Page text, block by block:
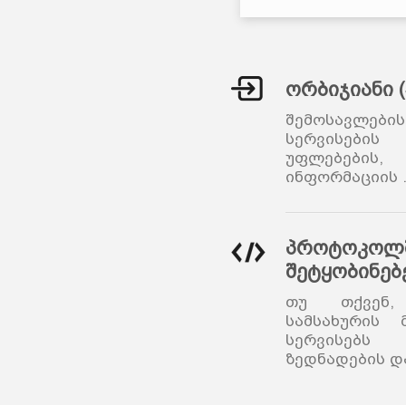
ორბიჯიანი
ინფორმაციის
თუ თქვენ,
სამსახურის
სერვისებს
ზედნადების